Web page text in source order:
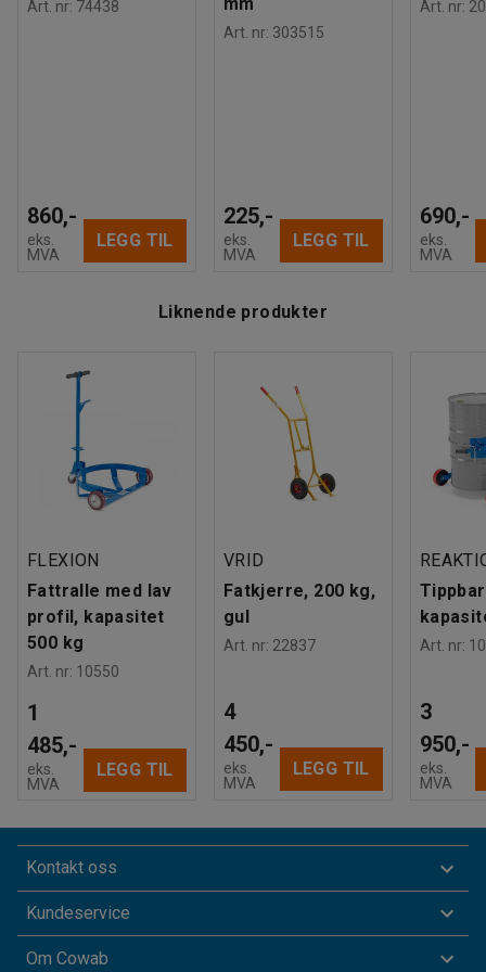
Art. nr: 74438
860,-
eks.
MVA
LEGG TIL
Art. nr: 303515
225,-
eks.
MVA
LEGG TIL
Art. nr:
690,-
eks.
MVA
Liknende produkter
FLEXION
Fattralle med lav
profil, kapasitet
500 kg
Art. nr: 10550
1
485,-
eks.
MVA
LEGG TIL
VRID
Fatkjerre, 200 kg,
gul
Art. nr: 22837
4
450,-
eks.
MVA
LEGG TIL
Art. nr:
3
950,-
eks.
MVA
Kontakt oss
Kundeservice
Om Cowab